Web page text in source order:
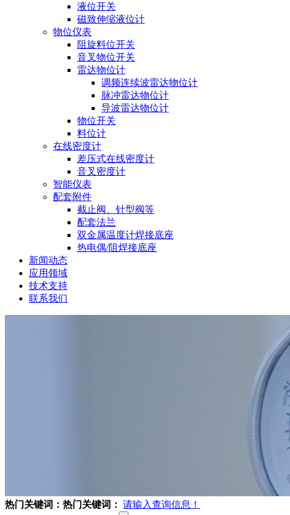
液位开关
磁致伸缩液位计
物位仪表
阻旋料位开关
音叉物位开关
雷达物位计
调频连续波雷达物位计
脉冲雷达物位计
导波雷达物位计
物位开关
料位计
在线密度计
差压式在线密度计
音叉密度计
智能仪表
配套附件
截止阀、针型阀等
配套法兰
双金属温度计焊接底座
热电偶/阻焊接底座
新闻动态
应用领域
技术支持
联系我们
热门关键词： 热门关键词： 请输入查询信息！